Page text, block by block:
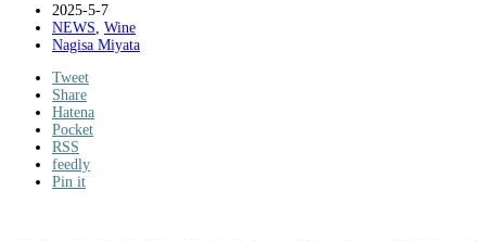
2025-5-7
NEWS Wine
Nagisa Miyata
Tweet
Share
Hatena
Pocket
RSS
feedly
Pin it